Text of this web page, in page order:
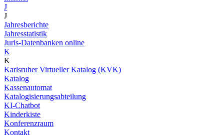
J
J
Jahresberichte
Jahresstatistik
Juris-Datenbanken online
K
K
Karlsruher Virtueller Katalog (KVK)
Katalog
Kassenautomat
Katalogisierungsabteilung
KI-Chatbot
Kinderkiste
Konferenzraum
Kontakt